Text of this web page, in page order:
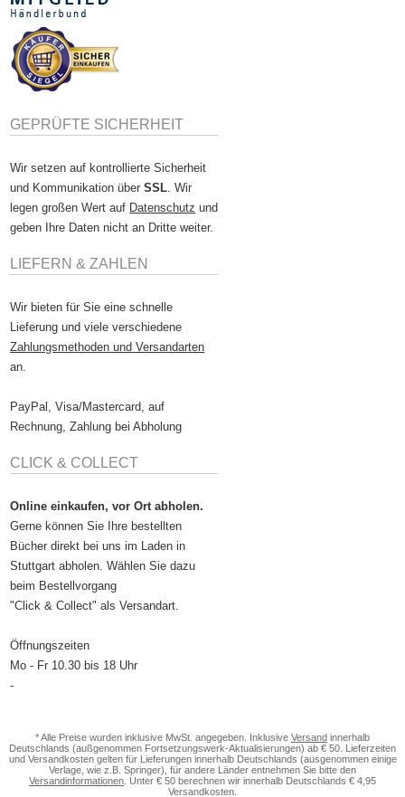
GEPRÜFTE SICHERHEIT
Wir setzen auf kontrollierte Sicherheit
und Kommunikation überSSL. Wir
legen großen Wert auf Datenschutz und
geben Ihre Daten nicht an Dritte weiter.
LIEFERN & ZAHLEN
Wir bieten für Sie eine schnelle
Lieferung und viele verschiedene
Zahlungsmethoden und Versandarten
an.
PayPal, Visa/Mastercard, auf
Rechnung, Zahlung bei Abholung
CLICK & COLLECT
Online einkaufen, vor Ort abholen.
Gerne können Sie Ihre bestellten
Bücher direkt bei uns im Laden in
Stuttgart abholen. Wählen Sie dazu
beim Bestellvorgang
"Click & Collect" als Versandart.
Öffnungszeiten
Mo - Fr 10.30 bis 18 Uhr
-
* Alle Preise wurden inklusive MwSt. angegeben. Inklusive Versand innerhalb
Deutschlands (außgenommen Fortsetzungswerk-Aktualisierungen) ab € 50. Lieferzeiten
und Versandkosten gelten für Lieferungen innerhalb Deutschlands (ausgenommen einige
Verlage, wie z.B. Springer), für andere Länder entnehmen Sie bitte den
Versandinformationen . Unter € 50 berechnen wir innerhalb Deutschlands € 4,95
Versandkosten.